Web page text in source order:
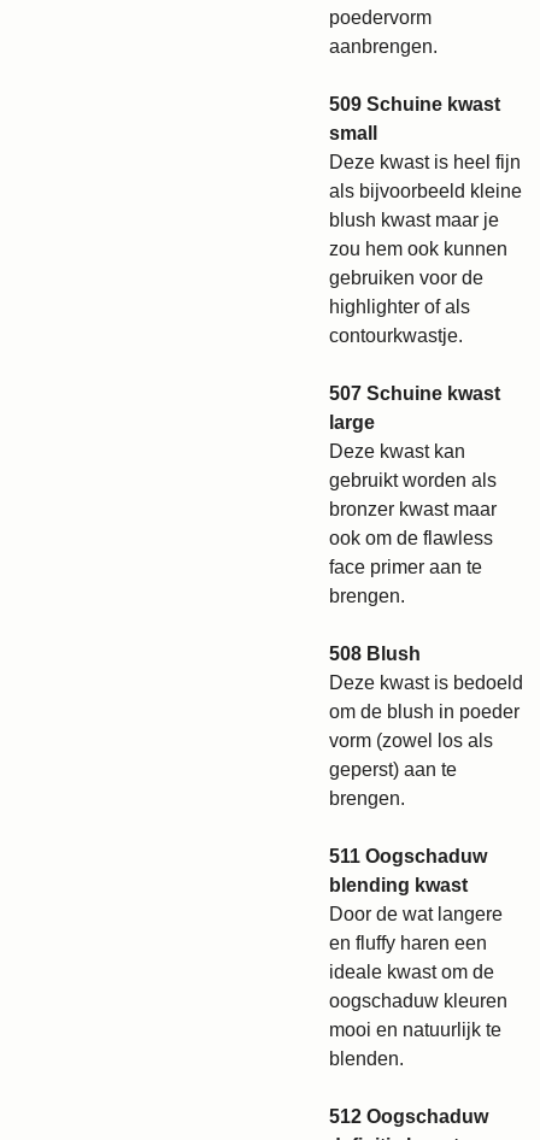
poedervorm
aanbrengen.
509 Schuine kwast
small
Deze kwast is heel fijn
als bijvoorbeeld kleine
blush kwast maar je
zou hem ook kunnen
gebruiken voor de
highlighter of als
contourkwastje.
507 Schuine kwast
large
Deze kwast kan
gebruikt worden als
bronzer kwast maar
ook om de flawless
face primer aan te
brengen.
508 Blush
Deze kwast is bedoeld
om de blush in poeder
vorm (zowel los als
geperst) aan te
brengen.
511 Oogschaduw
blending kwast
Door de wat langere
en fluffy haren een
ideale kwast om de
oogschaduw kleuren
mooi en natuurlijk te
blenden.
512 Oogschaduw